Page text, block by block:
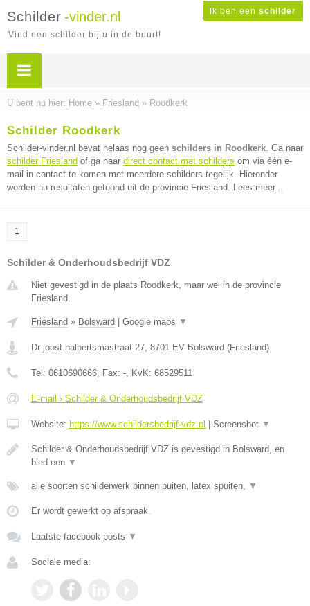
Ik ben een schilder
Schilder -vinder.nl
Vind een schilder bij u in de buurt!
U bent nu hier: Home » Friesland » Roodkerk
Schilder Roodkerk
Schilder-vinder.nl bevat helaas nog geen schilders in Roodkerk. Ga naar
schilder Friesland of ga naar direct contact met schilders om via één e-
mail in contact te komen met meerdere schilders tegelijk. Hieronder
worden nu resultaten getoond uit de provincie Friesland. Lees meer...
1
Schilder & Onderhoudsbedrijf VDZ
Niet gevestigd in de plaats Roodkerk, maar wel in de provincie
Friesland.
Friesland » Bolsward Google maps ▼
Dr joost halbertsmastraat 27, 8701 EV Bolsward (Friesland)
Tel: 0610690666, Fax: -, KvK: 68529511
E-mail › Schilder & Onderhoudsbedrijf VDZ
Website: https://www.schildersbedrijf-vdz.nl Screenshot ▼
Schilder & Onderhoudsbedrijf VDZ is gevestigd in Bolsward, en
bied een ▼
alle soorten schilderwerk binnen buiten, latex spuiten, ▼
Er wordt gewerkt op afspraak.
Laatste facebook posts ▼
Sociale media: